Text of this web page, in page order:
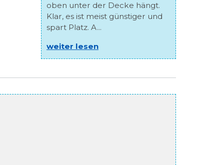
oben unter der Decke hängt.
Klar, es ist meist günstiger und
spart Platz. A...
weiter lesen